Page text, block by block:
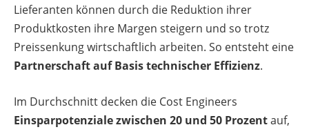
Lieferanten können durch die Reduktion ihrer
Produktkosten ihre Margen steigern und so trotz
Preissenkung wirtschaftlich arbeiten. So entsteht eine
Partnerschaft auf Basis technischer Effizienz.
Im Durchschnitt decken die Cost Engineers
Einsparpotenziale zwischen 20 und 50 Prozentauf,